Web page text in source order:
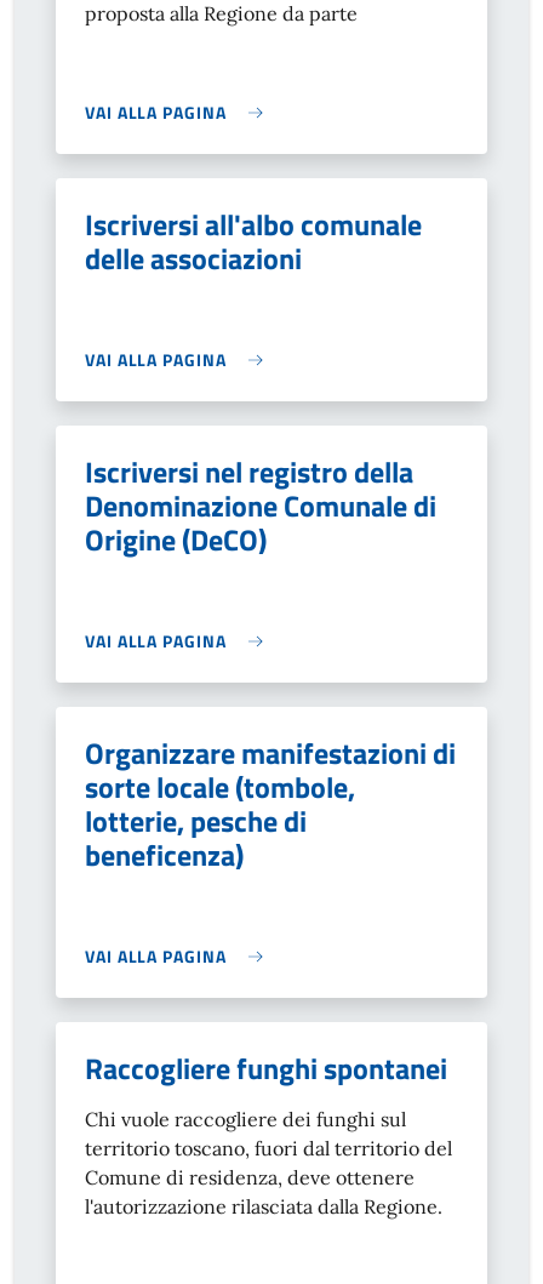
proposta alla Regione da parte
VAI ALLA PAGINA
Iscriversi all'albo comunale
delle associazioni
VAI ALLA PAGINA
Iscriversi nel registro della
Denominazione Comunale di
Origine (DeCO)
VAI ALLA PAGINA
Organizzare manifestazioni di
sorte locale (tombole,
lotterie, pesche di
beneficenza)
VAI ALLA PAGINA
Raccogliere funghi spontanei
Chi vuole raccogliere dei funghi sul
territorio toscano, fuori dal territorio del
Comune di residenza, deve ottenere
l'autorizzazione rilasciata dalla Regione.